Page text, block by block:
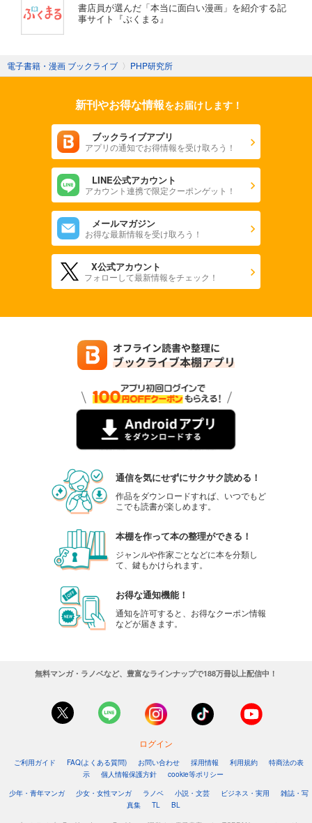
書店員が選んだ「本当に面白い漫画」を紹介する記
事サイト『ぶくまる』
電子書籍・漫画 ブックライブ 〉 PHP研究所
新刊やお得な情報をお届けします！
ブックライブアプリ
アプリの通知でお得情報を受け取ろう！
LINE公式アカウント
アカウント連携で限定クーポンゲット！
メールマガジン
お得な最新情報を受け取ろう！
X公式アカウント
フォローして最新情報をチェック！
通信を気にせずにサクサク読める！
作品をダウンロードすれば、いつでもど
こでも読書が楽しめます。
本棚を作って本の整理ができる！
ジャンルや作家ごとなどに本を分類し
て、鍵もかけられます。
お得な通知機能！
通知を許可すると、お得なクーポン情報
などが届きます。
無料マンガ・ラノベなど、豊富なラインナップで188万冊以上配信中！
ログイン
ご利用ガイド FAQ(よくある質問) お問い合わせ 採用情報 利用規約
特商法の表
示
個人情報保護方針
cookie等ポリシー
少年・青年マンガ
少女・女性マンガ ラノベ 小説・文芸 ビジネス・実用
雑誌・写
真集
TL BL